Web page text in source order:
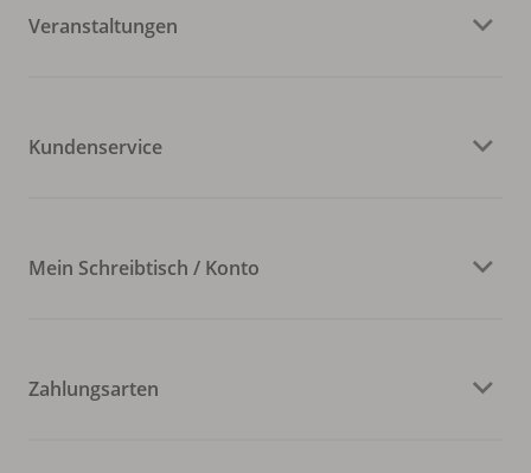
Veranstaltungen
Kundenservice
Mein Schreibtisch / Konto
Zahlungsarten